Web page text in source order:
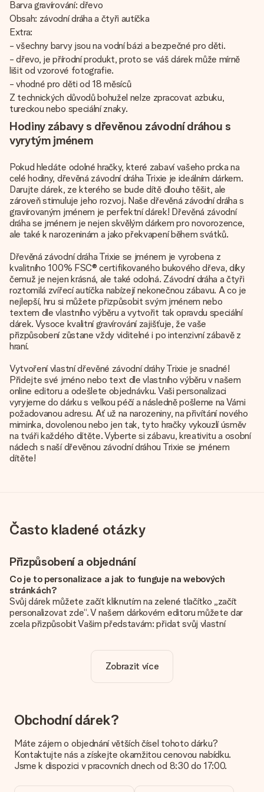
Barva gravírování: dřevo
Obsah: závodní dráha a čtyři autíčka
Extra:
- všechny barvy jsou na vodní bázi a bezpečné pro děti.
- dřevo, je přírodní produkt, proto se váš dárek může mírně
lišit od vzorové fotografie.
- vhodné pro děti od 18 měsíců
Z technických důvodů bohužel nelze zpracovat azbuku,
tureckou nebo speciální znaky.
Hodiny zábavy s dřevěnou závodní dráhou s
vyrytým jménem
Pokud hledáte odolné hračky, které zabaví vašeho prcka na
celé hodiny, dřevěná závodní dráha Trixie je ideálním dárkem.
Darujte dárek, ze kterého se bude dítě dlouho těšit, ale
zároveň stimuluje jeho rozvoj. Naše dřevěná závodní dráha s
gravírovaným jménem je perfektní dárek! Dřevěná závodní
dráha se jménem je nejen skvělým dárkem pro novorozence,
ale také k narozeninám a jako překvapení během svátků.
Dřevěná závodní dráha Trixie se jménem je vyrobena z
kvalitního 100% FSC® certifikovaného bukového dřeva, díky
čemuž je nejen krásná, ale také odolná. Závodní dráha a čtyři
roztomilá zvířecí autíčka nabízejí nekonečnou zábavu. A co je
nejlepší, hru si můžete přizpůsobit svým jménem nebo
textem dle vlastního výběru a vytvořit tak opravdu speciální
dárek. Vysoce kvalitní gravírování zajišťuje, že vaše
přizpůsobení zůstane vždy viditelné i po intenzivní zábavě z
hraní.
Vytvoření vlastní dřevěné závodní dráhy Trixie je snadné!
Přidejte své jméno nebo text dle vlastního výběru v našem
online editoru a odešlete objednávku. Vaši personalizaci
vyryjeme do dárku s velkou péčí a následně pošleme na Vámi
požadovanou adresu. Ať už na narozeniny, na přivítání nového
miminka, dovolenou nebo jen tak, tyto hračky vykouzlí úsměv
na tváři každého dítěte. Vyberte si zábavu, kreativitu a osobní
nádech s naší dřevěnou závodní dráhou Trixie se jménem
dítěte!
Často kladené otázky
Přizpůsobení a objednání
Co je to personalizace a jak to funguje na webových
stránkách?
Svůj dárek můžete začít kliknutím na zelené tlačítko „začít
personalizovat zde“. V našem dárkovém editoru můžete dar
zcela přizpůsobit Vašim představám: přidat svůj vlastní
Je personalizace zahrnuta v ceně?
Jak zjistím, zda má moje fotografie správnou kvalitu?
spokojeni. Proto je důležité používat vysoce kvalitní
fotografie. Pokud si nejste jisti kvalitou snímku, kontaktujte
náš zákaznický servis a přiložte fotografii spolu s dárkem,
Zobrazit více
Obchodní dárek?
Máte zájem o objednání větších čísel tohoto dárku?
Kontaktujte nás a získejte okamžitou cenovou nabídku.
Jsme k dispozici v pracovních dnech od 8:30 do 17:00.